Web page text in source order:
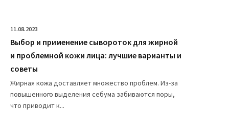
11.08.2023
Выбор и применение сывороток для жирной
и проблемной кожи лица: лучшие варианты и
советы
Жирная кожа доставляет множество проблем. Из-за
повышенного выделения себума забиваются поры,
что приводит к...